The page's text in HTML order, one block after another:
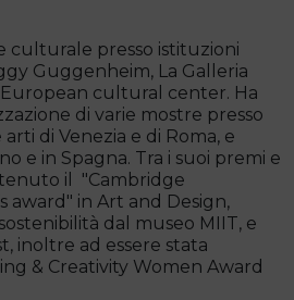
culturale presso istituzioni
Guggenheim, La Galleria
European cultural center. Ha
di varie mostre presso
di Venezia e di Roma, e
e in Spagna. Tra i suoi premi e
il "Cambridge
award" in Art and Design,
dal museo MIIT, e
inoltre ad essere stata
& Creativity Women Award